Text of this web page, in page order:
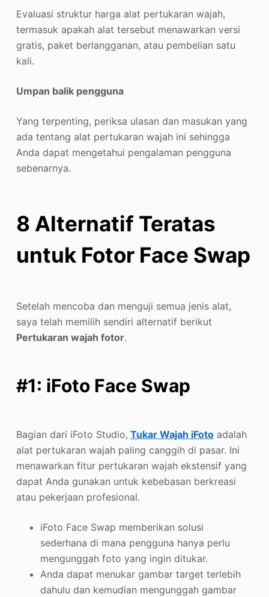
Evaluasi struktur harga alat pertukaran wajah,
termasuk apakah alat tersebut menawarkan versi
gratis, paket berlangganan, atau pembelian satu
kali.
Umpan balik pengguna
Yang terpenting, periksa ulasan dan masukan yang
ada tentang alat pertukaran wajah ini sehingga
Anda dapat mengetahui pengalaman pengguna
sebenarnya.
8 Alternatif Teratas
untuk Fotor Face Swap
Setelah mencoba dan menguji semua jenis alat,
saya telah memilih sendiri alternatif berikut
Pertukaran wajah fotor.
#1: iFoto Face Swap
Bagian dari iFoto Studio, Tukar Wajah iFotoadalah
alat pertukaran wajah paling canggih di pasar. Ini
menawarkan fitur pertukaran wajah ekstensif yang
dapat Anda gunakan untuk kebebasan berkreasi
atau pekerjaan profesional.
iFoto Face Swap memberikan solusi
sederhana di mana pengguna hanya perlu
mengunggah foto yang ingin ditukar.
Anda dapat menukar gambar target terlebih
dahulu dan kemudian mengunggah gambar